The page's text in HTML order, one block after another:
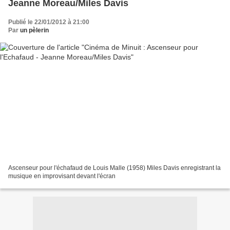
Jeanne Moreau/Miles Davis
Publié le 22/01/2012 à 21:00
Par un pèlerin
Ascenseur pour l'échafaud de Louis Malle (1958) Miles Davis enregistrant la
musique en improvisant devant l'écran